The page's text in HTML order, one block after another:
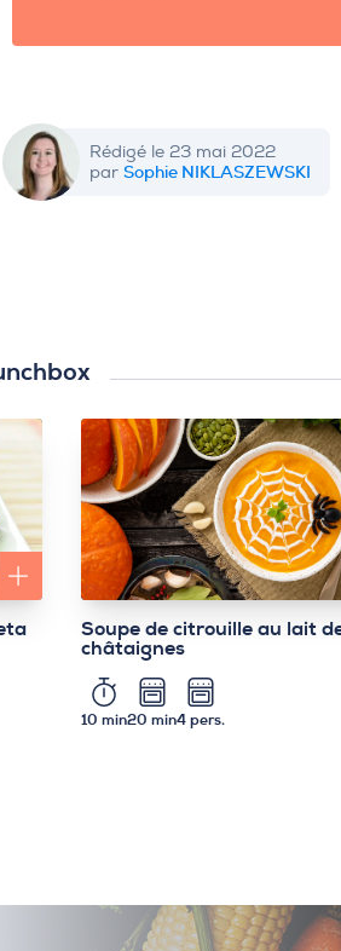
Rédigé le 23 mai 2022
par Sophie NIKLASZEWSKI
Soupe de citrouille au lait
châtaignes
10 min20 min4 pers.